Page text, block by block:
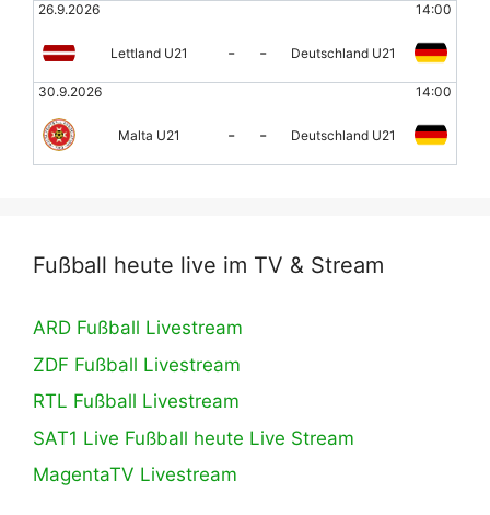
26.9.2026 14:00
Lettland U21 - - Deutschland U21
30.9.2026 14:00
Malta U21 - - Deutschland U21
Fußball heute live im TV & Stream
ARD Fußball Livestream
ZDF Fußball Livestream
RTL Fußball Livestream
SAT1 Live Fußball heute Live Stream
MagentaTV Livestream